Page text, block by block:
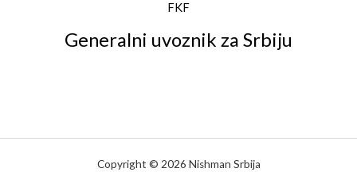
FKF
Generalni uvoznik za Srbiju
Copyright © 2026 Nishman Srbija